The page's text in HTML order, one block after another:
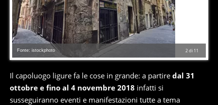
2di 11
Fonte: istockphoto
Il capoluogo ligure fa le cose in grande: a partire dal 31
ottobre e fino al 4 novembre 2018 infatti si
susseguiranno eventi e manifestazioni tutte a tema